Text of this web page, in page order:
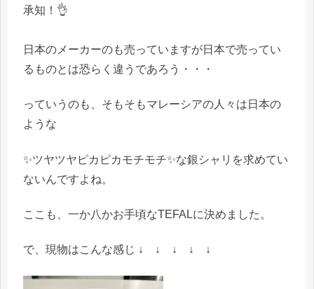
承知！👌
日本のメーカーのも売っていますが日本で売ってい
るものとは恐らく違うであろう・・・
っていうのも、そもそもマレーシアの人々は日本の
ような
✨ツヤツヤピカピカモチモチ✨な銀シャリを求めてい
ないんですよね。
ここも、一か八かお手頃なTEFALに決めました。
で、現物はこんな感じ ↓ ↓ ↓ ↓ ↓